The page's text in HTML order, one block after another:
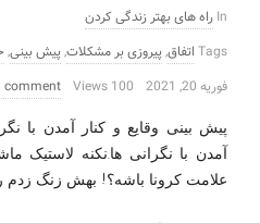
In راه های بهتر زندگی کردن
Tags اتفاق,پیروزی بر مشکلات,پیش بینی,
فوریه 20, 2021
100 Views
comment
پیش بینی وقایع و کنار آمدن با
آمدن با نگرانی ها.نکنه لاستیک
علامت کرونا باشه؟! بهش زنگ زدم